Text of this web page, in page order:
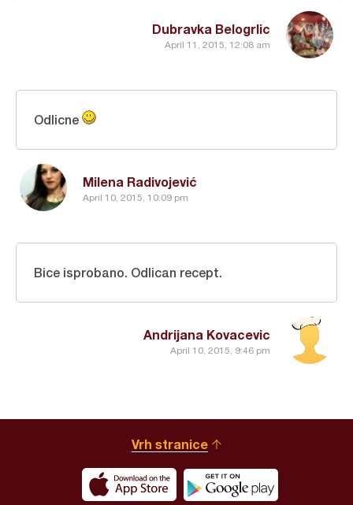
Dubravka Belogrlic
April 11, 2015, 12:08 am
Milena Radivojević
April 10, 2015, 10:09 pm
Odlicne
Andrijana Kovacevic
April 10, 2015, 9:46 pm
Bice isprobano. Odlican recept.
Vrh stranice